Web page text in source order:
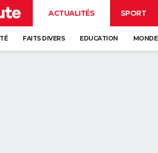
ACTUALITÉS SPORT
FAITS DIVERS EDUCATION MONDE